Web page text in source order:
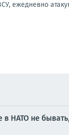
ежедневно
НАТО не